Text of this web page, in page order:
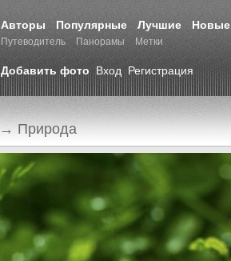
Авторы Популярные Лучшие Новые
Путеводитель Панорамы Метки
Добавить фото Вход Регистрация
→ Природа